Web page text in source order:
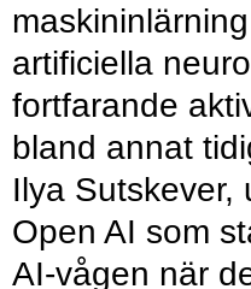
artificiella
fortfarande
bland annat
Ilya Sutskever,
Open AI som
AI-vågen när